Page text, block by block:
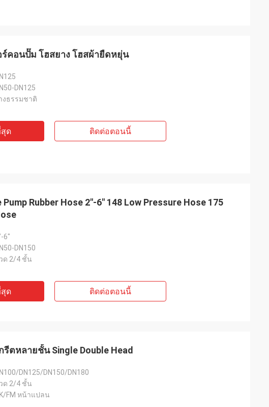
ร์คอนปั๊ม โฮสยาง โฮสผ้ายืดหยุ่น
DN125
งธรรมชาติ
ด ติดต่อตอนนี้
Rubber Hose 2"-6" 148 Low Pressure Hose 175
6"
DN150
ด 2/4 ชั้น
ด ติดต่อตอนนี้
ตหลายชั้น Single Double Head
DN125/DN150/DN180
ด 2/4 ชั้น
FM หน้าแปลน